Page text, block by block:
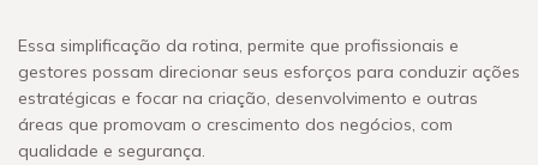
Essa simplificação da rotina, permite que profissionais e
gestores possam direcionar seus esforços para conduzir ações
estratégicas e focar na criação, desenvolvimento e outras
áreas que promovam o crescimento dos negócios, com
qualidade e segurança.